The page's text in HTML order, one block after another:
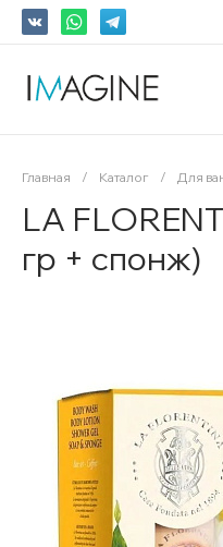
Главная / Каталог / Для
LA
гр + спонж)